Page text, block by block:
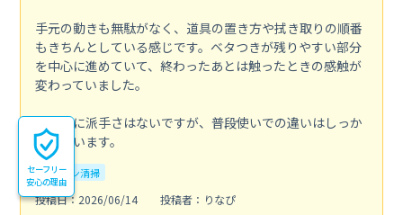
手元の動きも無駄がなく、道具の置き方や拭き取りの順番
もきちんとしている感じです。ベタつきが残りやすい部分
を中心に進めていて、終わったあとは触ったときの感触が
変わっていました。
全体的に派手さはないですが、普段使いでの違いはしっか
り出ています。
キッチン清掃
投稿日：2026/06/14 投稿者：りなぴ
セーフリー
安心の理由